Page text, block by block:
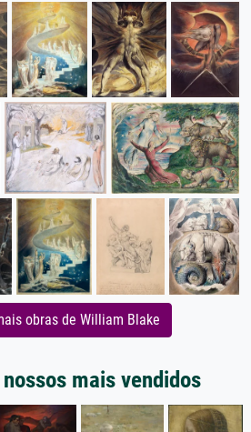
obras de William Blake
mais vendidos